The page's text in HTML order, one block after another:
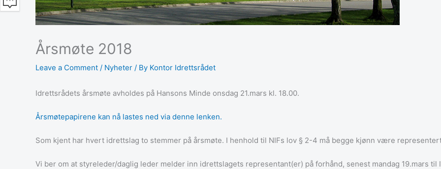
Årsmøte 2018
Leave a Comment / Nyheter / By Kontor Idrettsrådet
Idrettsrådets årsmøte avholdes på Hansons Minde onsdag 21.mars kl. 18.00.
Årsmøtepapirene kan nå lastes ned via denne lenken.
Som kjent har hvert idrettslag to stemmer på årsmøte. I henhold til NIFs lov § 2-4 må begge kjønn være
Vi ber om at styreleder/daglig leder melder inn idrettslagets representant(er) på forhånd, senest mandag 19.mars